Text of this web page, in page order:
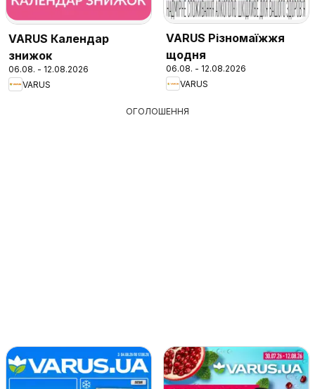
VARUS Календар
знижок
06.08. - 12.08.2026
VARUS
VARUS Різномаїжжя
щодня
06.08. - 12.08.2026
VARUS
ОГОЛОШЕННЯ